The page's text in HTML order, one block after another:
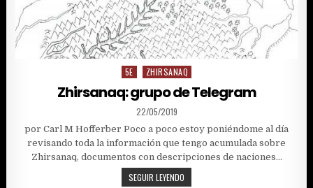
Posted
5E ZHIRSANAQ
Zhirsanaq: grupo de Telegram
PUBLISHED
DATE:
22/05/2019
por Carl M Hofferber Poco a poco estoy poniéndome al día
revisando toda la información que tengo acumulada sobre
Zhirsanaq, documentos con descripciones de naciones…
SEGUIR LEYENDO